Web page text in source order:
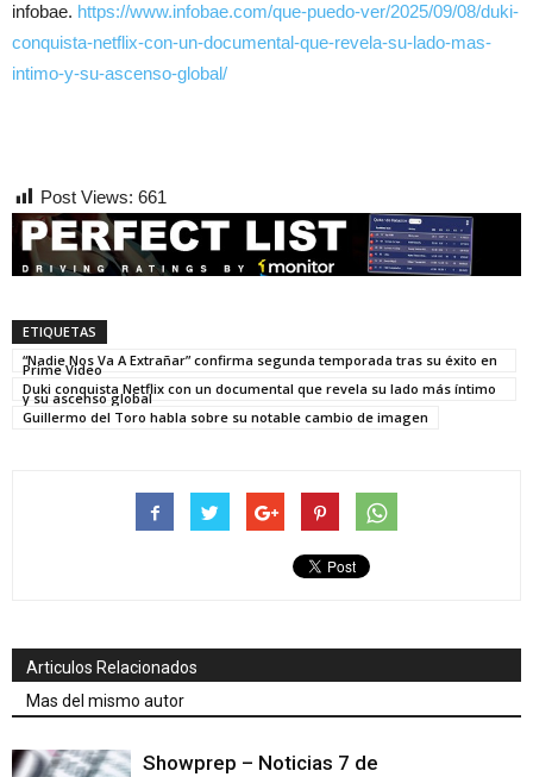
infobae. https://www.infobae.com/que-puedo-ver/2025/09/08/duki-
conquista-netflix-con-un-documental-que-revela-su-lado-mas-
intimo-y-su-ascenso-global/
Post Views: 661
ETIQUETAS
“Nadie Nos Va A Extrañar” confirma segunda temporada tras su éxito en
Prime Video
Duki conquista Netflix con un documental que revela su lado más íntimo
y su ascenso global
Guillermo del Toro habla sobre su notable cambio de imagen
Articulos Relacionados
Mas del mismo autor
Showprep – Noticias 7 de